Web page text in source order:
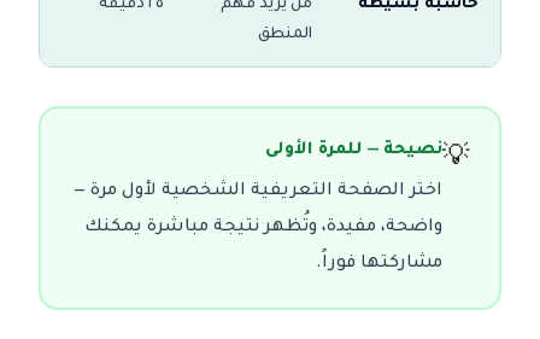
حاسبة بسيطة
من يريد فهم
المنطق
٢٥ دقيقة
💡نصيحة — للمرة الأولى
اختر الصفحة التعريفية الشخصية لأول مرة —
واضحة، مفيدة، وتُظهر نتيجة مباشرة يمكنك
مشاركتها فوراً.